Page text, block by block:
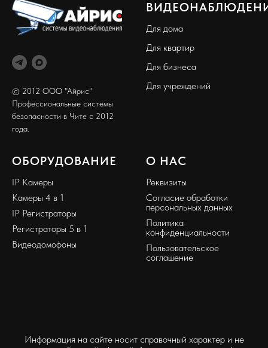
© 2012 ООО "Айрис"
Профессиональные системы
безопасности в Чите с 2012
года.
Для дома
Для квартир
Для бизнеса
Для учреждений
ОБОРУДОВАНИЕ
IP Камеры
Камеры 4 в 1
IP Регистраторы
Регистраторы 5 в 1
Видеодомофоны
О НАС
Реквизиты
Согласие обработки
персональных данных
Политика
конфиденциальности
Пользовательское
соглашение
Информация на сайте носит справочный характер и не